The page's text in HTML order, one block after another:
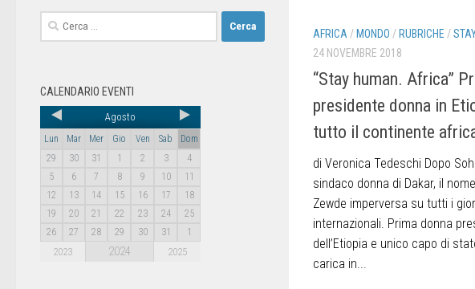
AFRICA / MONDO / RUBRICHE /
24 NOVEMBRE 2018
“Stay human. Africa”
presidente donna in
tutto il continente
di Veronica Tedeschi Dopo
sindaco donna di Dakar, il
Zewde imperversa su tutti i
internazionali. Prima donna
dell’Etiopia e unico capo di
carica in...
CALENDARIO EVENTI
Agosto
Lun Mar Mer Gio Ven Sab
Dom
29
30 31 1 2 3
4
5
6 7 8 9 10
11
12
13 14 15 16 17
18
19
20 21 22 23 24
25
26
27 28 29 30 31 1
2023 2024 2025